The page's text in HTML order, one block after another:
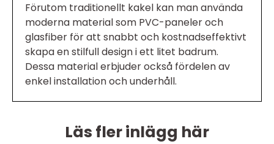
Förutom traditionellt kakel kan man använda
moderna material som PVC-paneler och
glasfiber för att snabbt och kostnadseffektivt
skapa en stilfull design i ett litet badrum.
Dessa material erbjuder också fördelen av
enkel installation och underhåll.
Läs fler inlägg här